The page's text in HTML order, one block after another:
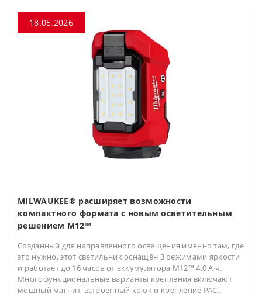
18.05.2026
MILWAUKEE® расширяет возможности
компактного формата с новым осветительным
решением M12™
Созданный для направленного освещения именно там, где
это нужно, этот светильник оснащён 3 режимами яркости
и работает до 16 часов от аккумулятора M12™ 4.0 А·ч.
Многофункциональные варианты крепления включают
мощный магнит, встроенный крюк и крепление PAC..